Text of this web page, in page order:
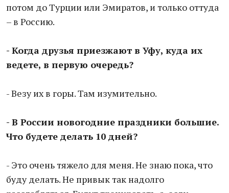
потом до Турции или Эмиратов, и только оттуда
– в Россию.
- Когда друзья приезжают в Уфу, куда их
ведете, в первую очередь?
- Везу их в горы. Там изумительно.
- В России новогодние праздники большие.
Что будете делать 10 дней?
- Это очень тяжело для меня. Не знаю пока, что
буду делать. Не привык так надолго